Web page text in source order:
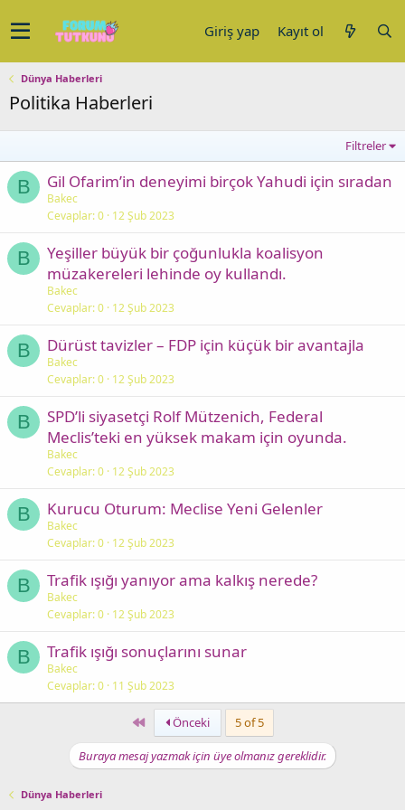
Giriş yap Kayıt ol
Dünya Haberleri
Politika Haberleri
Filtreler
B Gil Ofarim’in deneyimi birçok Yahudi için sıradan
Bakec
Cevaplar 0 12 Şub 2023
B
Yeşiller büyük bir çoğunlukla koalisyon
müzakereleri lehinde oy kullandı.
Bakec
Cevaplar 0 12 Şub 2023
B Dürüst tavizler – FDP için küçük bir avantajla
Bakec
Cevaplar 0 12 Şub 2023
B
SPD’li siyasetçi Rolf Mützenich, Federal
Meclis’teki en yüksek makam için oyunda.
Bakec
Cevaplar 0 12 Şub 2023
B Kurucu Oturum: Meclise Yeni Gelenler
Bakec
Cevaplar 0 12 Şub 2023
B Trafik ışığı yanıyor ama kalkış nerede?
Bakec
Cevaplar 0 12 Şub 2023
B Trafik ışığı sonuçlarını sunar
Bakec
Cevaplar 0 11 Şub 2023
First Önceki 5 of 5
Buraya mesaj yazmak için üye olmanız gereklidir.
Dünya Haberleri